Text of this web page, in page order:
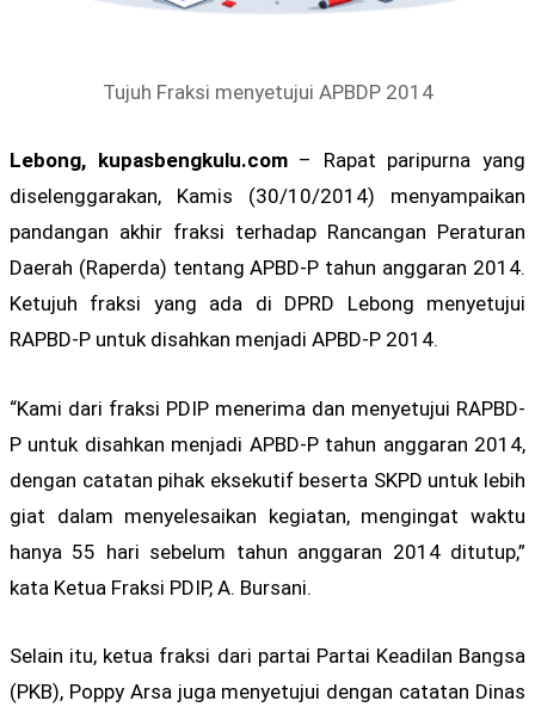
Tujuh Fraksi menyetujui APBDP 2014
Lebong, kupasbengkulu.com– Rapat paripurna yang
diselenggarakan, Kamis (30/10/2014) menyampaikan
pandangan akhir fraksi terhadap Rancangan Peraturan
Daerah (Raperda) tentang APBD-P tahun anggaran 2014.
Ketujuh fraksi yang ada di DPRD Lebong menyetujui
RAPBD-P untuk disahkan menjadi APBD-P 2014.
“Kami dari fraksi PDIP menerima dan menyetujui RAPBD-
P untuk disahkan menjadi APBD-P tahun anggaran 2014,
dengan catatan pihak eksekutif beserta SKPD untuk lebih
giat dalam menyelesaikan kegiatan, mengingat waktu
hanya 55 hari sebelum tahun anggaran 2014 ditutup,”
kata Ketua Fraksi PDIP, A. Bursani.
Selain itu, ketua fraksi dari partai Partai Keadilan Bangsa
(PKB), Poppy Arsa juga menyetujui dengan catatan Dinas